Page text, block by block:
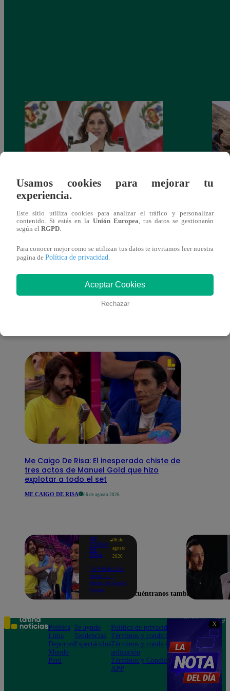
X
Congreso: proponen que el aumento del
salario presidencial se aplique desde 2026
También te puede
Me Caigo De Risa: El inesperado chiste de
tres actos de Manuel Gold que hizo
explotar a todo el set
ME CAIGO DE RISA 06 de agosto 2026
ME
CAIGO
DE
RISA
06 de
agosto
2026
"A Peláez le
dicen...":
Manuel Gold
hace
de contar el
chiste
Usamos cookies para mejorar tu
experiencia.
Este sitio utiliza cookies para analizar el tráfico y personalizar
contenido. Si estás en la Unión Europea, tus datos se gestionarán
según el RGPD.
Para conocer mejor como se utilizan tus datos te invitamos leer nuestra
pagina de Política de privacidad.
Aceptar Cookies
Rechazar
Encuéntranos también en
Política
Lima
Deportes
Mundo
Perú
Te ayudo
Tendencias
Espectáculos
Política de privacidad
Términos y condiciones
Términos y condiciones
aplicación
Términos y Condiciones
APP
Teléfono: 219
Av. San
Felipe 968
Jesús María